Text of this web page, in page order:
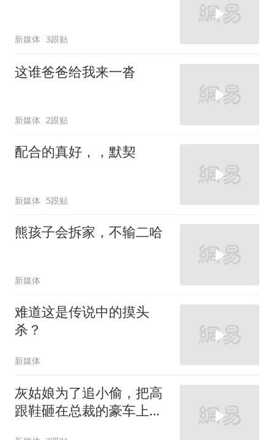
新媒体 3跟贴
这谁爸爸给我来一沓
新媒体 2跟贴
配合的真好，，默契
新媒体 5跟贴
熊孩子会拆家，不输二哈
新媒体
难道这是传说中的摸头
杀？
新媒体
灰姑娘为了追小偷，把高
跟鞋砸在总裁的豪车上，